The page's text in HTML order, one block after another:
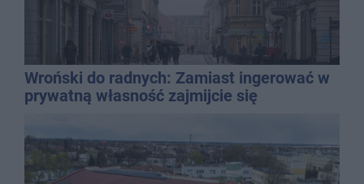
Wroński do radnych: Zamiast ingerować w
prywatną własność zajmijcie się